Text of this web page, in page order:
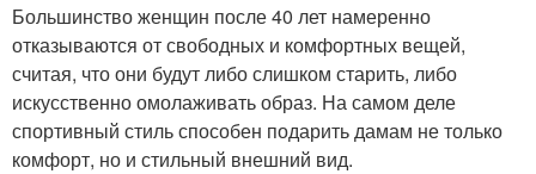
Большинство женщин после 40 лет намеренно
отказываются от свободных и комфортных вещей,
считая, что они будут либо слишком старить, либо
искусственно омолаживать образ. На самом деле
спортивный стиль способен подарить дамам не только
комфорт, но и стильный внешний вид.